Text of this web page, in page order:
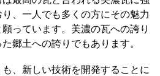
、一人でも多くの方にその魅力
っています。美濃の瓦への誇り
郷土への誇りでもあります。
、新しい技術を開発することに